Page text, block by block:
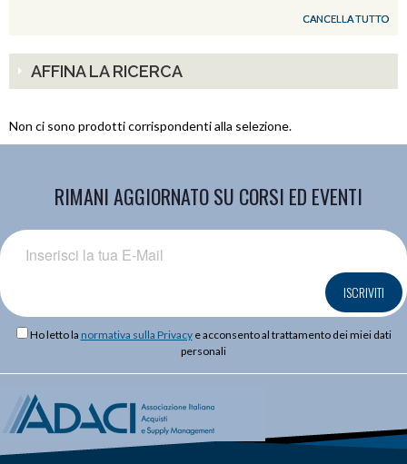
CANCELLA TUTTO
AFFINA LA RICERCA
Non ci sono prodotti corrispondenti alla selezione.
RIMANI AGGIORNATO SU CORSI ED EVENTI
ISCRIVITI
Ho letto la normativa sulla Privacye acconsento al trattamento dei miei dati
personali